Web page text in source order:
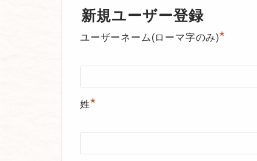
新規ユーザー登録
ユーザーネーム(ローマ字のみ)*
姓*